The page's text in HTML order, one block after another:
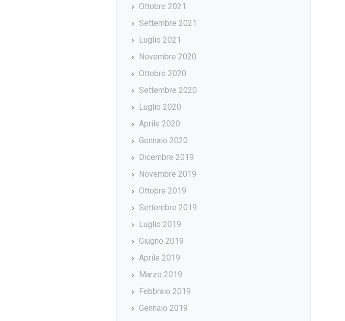
Ottobre 2021
Settembre 2021
Luglio 2021
Novembre 2020
Ottobre 2020
Settembre 2020
Luglio 2020
Aprile 2020
Gennaio 2020
Dicembre 2019
Novembre 2019
Ottobre 2019
Settembre 2019
Luglio 2019
Giugno 2019
Aprile 2019
Marzo 2019
Febbraio 2019
Gennaio 2019